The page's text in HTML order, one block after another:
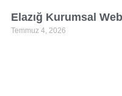
Elazığ Kurumsal
Temmuz 4, 2026